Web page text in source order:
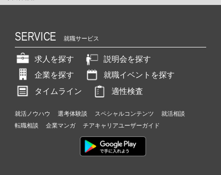
SERVICE 就職サービス
求人を探す
説明会を探す
企業を探す
就職イベントを探す
タイムライン
適性検査
就活ノウハウ 選考体験談 スペシャルコンテンツ
就活相談
転職相談
企業マンガ チアキャリアユーザーガイド